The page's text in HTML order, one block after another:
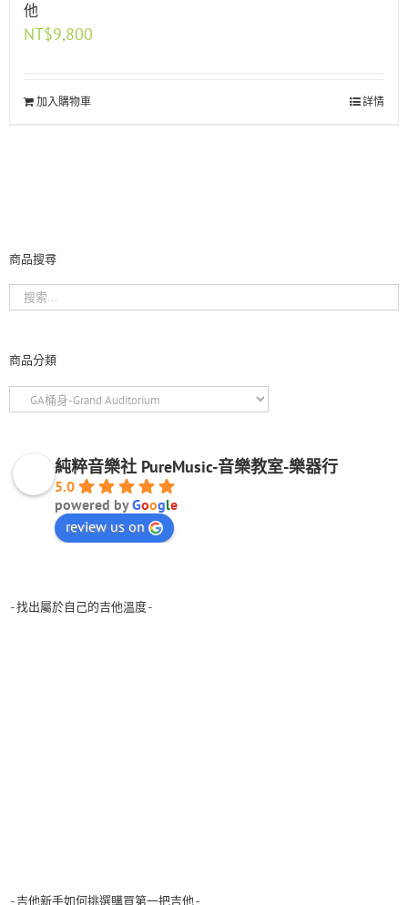
他
NT$9,800
加入購物車 詳情
商品搜尋
商品分類
純粹音樂社 PureMusic-音樂教室-樂器行
5.0
powered byGoogle
review us on
-找出屬於自己的吉他溫度-
-吉他新手如何挑選購買第一把吉他-